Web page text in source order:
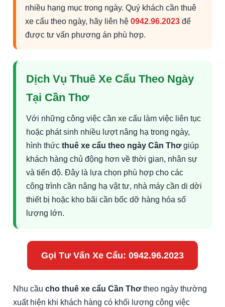
nhiều hạng mục trong ngày. Quý khách cần thuê
xe cẩu theo ngày, hãy liên hệ 0942.96.2023để
được tư vấn phương án phù hợp.
Dịch Vụ Thuê Xe Cẩu Theo Ngày
Tại Cần Thơ
Với những công việc cần xe cẩu làm việc liên tục
hoặc phát sinh nhiều lượt nâng hạ trong ngày,
hình thức thuê xe cẩu theo ngày Cần Thơgiúp
khách hàng chủ động hơn về thời gian, nhân sự
và tiến độ. Đây là lựa chọn phù hợp cho các
công trình cần nâng hạ vật tư, nhà máy cần di dời
thiết bị hoặc kho bãi cần bốc dỡ hàng hóa số
lượng lớn.
Gọi Tư Vấn Xe Cẩu: 0942.96.2023
Nhu cầu cho thuê xe cẩu Cần Thơtheo ngày thường
xuất hiện khi khách hàng có khối lượng công việc